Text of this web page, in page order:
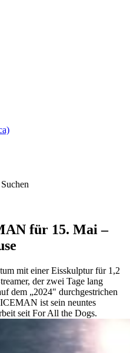
für 15. Mai –
mit einer Eisskulptur für 1,2
der zwei Tage lang
dem „2024" durchgestrichen
ist sein neuntes
seit For All the Dogs.